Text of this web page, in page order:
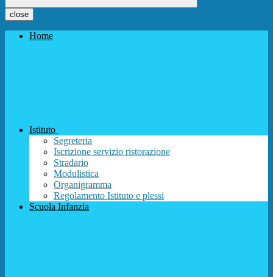
close
Home
Istituto
Segreteria
Iscrizione servizio ristorazione
Stradario
Modulistica
Organigramma
Regolamento Istituto e plessi
Scuola Infanzia